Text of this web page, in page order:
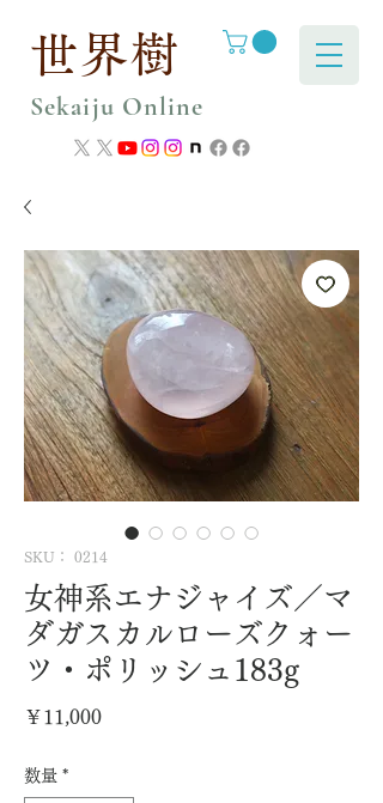
世界樹
Sekaiju Online
SKU： 0214
女神系エナジャイズ／マ
ダガスカルローズクォー
ツ・ポリッシュ183g
￥11,000価
数量 *